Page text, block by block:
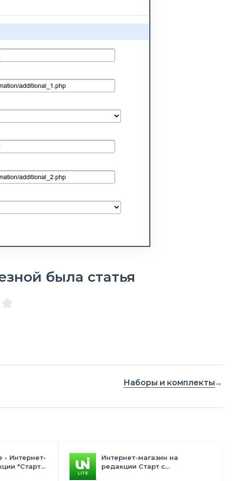
была статья
Наборы и комплекты
- Интернет-
"Старт"
Интернет-магазин на
редакции Старт с